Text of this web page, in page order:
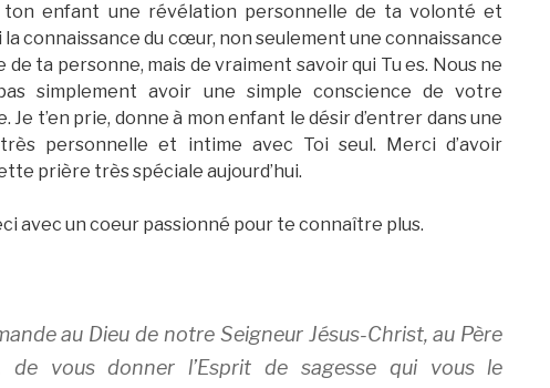
ton enfant une révélation personnelle de ta volonté et
la connaissance du cœur, non seulement une connaissance
de ta personne, mais de vraiment savoir qui Tu es. Nous ne
simplement avoir une simple conscience de votre
Je t’en prie, donne à mon enfant le désir d’entrer dans une
personnelle et intime avec Toi seul. Merci d’avoir
prière très spéciale aujourd’hui.
avec un coeur passionné pour te connaître plus.
au Dieu de notre Seigneur Jésus-Christ, au Père
de vous donner l’Esprit de sagesse qui vous le